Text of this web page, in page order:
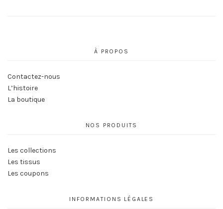
À PROPOS
Contactez-nous
L’histoire
La boutique
NOS PRODUITS
Les collections
Les tissus
Les coupons
INFORMATIONS LÉGALES